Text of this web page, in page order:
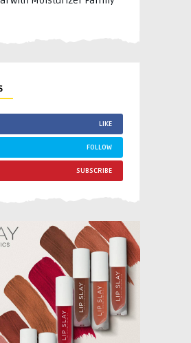
LIKE
FOLLOW
SUBSCRIBE